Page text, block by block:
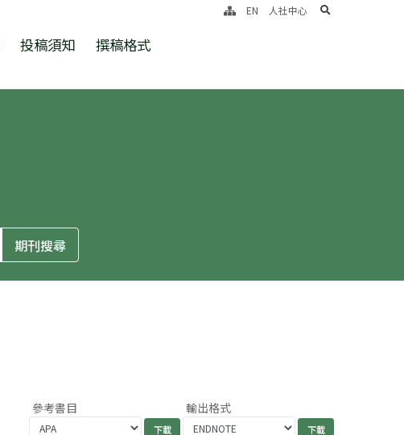
投稿須知 撰稿格式
EN 人社中心 search
參考書目 輸出格式